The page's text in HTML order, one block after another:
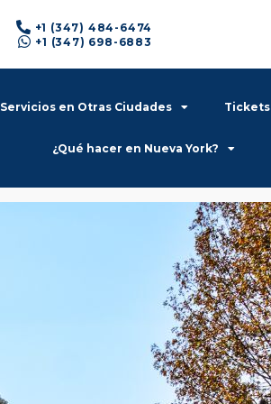
+1 (347) 484-6474
+1 (347) 698-6883
Servicios en Otras Ciudades Tickets
¿Qué hacer en Nueva York?